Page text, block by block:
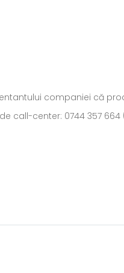
companiei că
call-center: 0744 357 664